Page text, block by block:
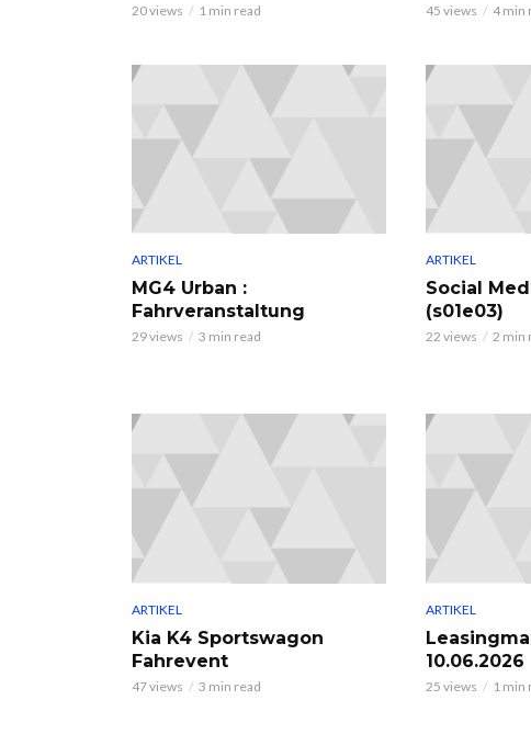
20 views 1 min read 45 views 4 min
ARTIKEL
MG4 Urban :
Fahrveranstaltung
29 views 3 min read
ARTIKEL
Social
(s01e03)
22 views 2 min
ARTIKEL
Kia K4 Sportswagon
Fahrevent
47 views 3 min read
ARTIKEL
10.06.2026
25 views 1 min